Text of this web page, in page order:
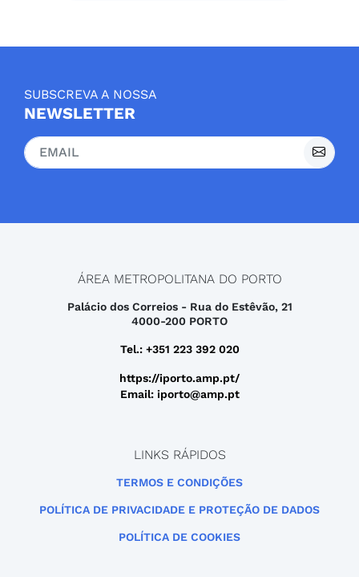
SUBSCREVA A NOSSA
NEWSLETTER
ÁREA METROPOLITANA DO PORTO
Palácio dos Correios - Rua do Estêvão, 21
4000-200 PORTO
Tel.: +351 223 392 020
https://iporto.amp.pt/
Email: iporto@amp.pt
LINKS RÁPIDOS
TERMOS E CONDIÇÕES
POLÍTICA DE PRIVACIDADE E PROTEÇÃO DE DADOS
POLÍTICA DE COOKIES